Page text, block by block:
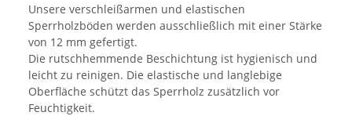
Unsere verschleißarmen und elastischen
Sperrholzböden werden ausschließlich mit einer Stärke
von 12 mm gefertigt.
Die rutschhemmende Beschichtung ist hygienisch und
leicht zu reinigen. Die elastische und langlebige
Oberfläche schützt das Sperrholz zusätzlich vor
Feuchtigkeit.